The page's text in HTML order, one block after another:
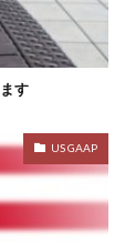
す
US GAAP